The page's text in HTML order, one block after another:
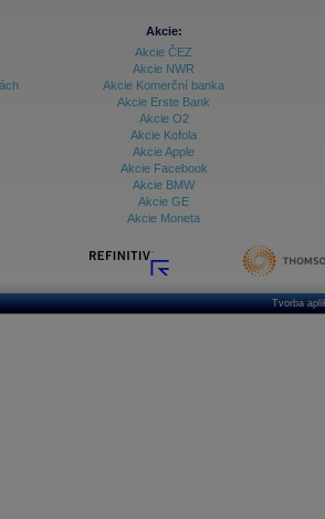
Akcie:
Akcie ČEZ
Akcie NWR
Akcie Komerční banka
Akcie Erste Bank
Akcie O2
Akcie Kofola
Akcie Apple
Akcie Facebook
Akcie BMW
Akcie GE
Akcie Moneta
Tvorba